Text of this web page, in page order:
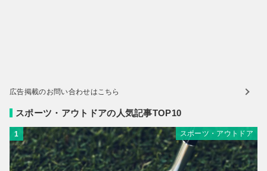
広告掲載のお問い合わせはこちら
スポーツ・アウトドアの人気記事TOP10
1 スポーツ・アウトドア